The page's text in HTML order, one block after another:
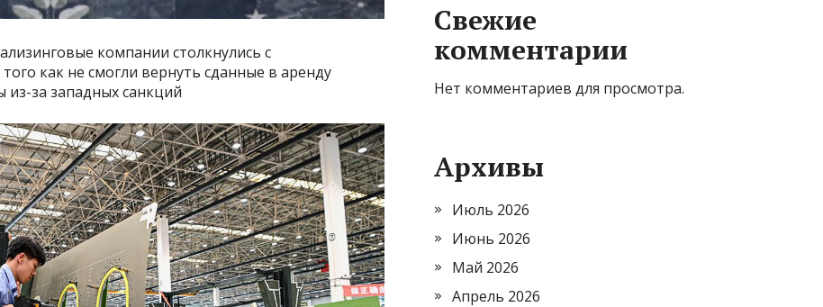
компании столкнулись с
как не смогли вернуть сданные в аренду
за западных санкций
Свежие
комментарии
Нет комментариев для просмотра.
Архивы
Июль 2026
Июнь 2026
Май 2026
Апрель 2026